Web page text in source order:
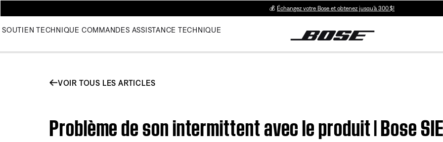
💰 Échangez votre Bose et obtenez jusqu’à 300 $!
SOUTIEN TECHNIQUE COMMANDES ASSISTANCE TECHNIQUE
VOIR TOUS LES ARTICLES
Problème de son intermittent avec le produit | Bose